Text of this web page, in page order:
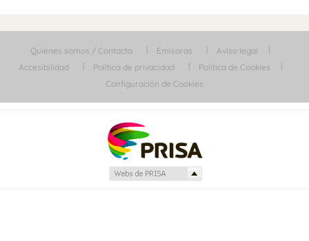
Quiénes somos / Contacta Emisoras
Aviso legal
Accesibilidad
Política de privacidad
Política de Cookies
Configuración de Cookies